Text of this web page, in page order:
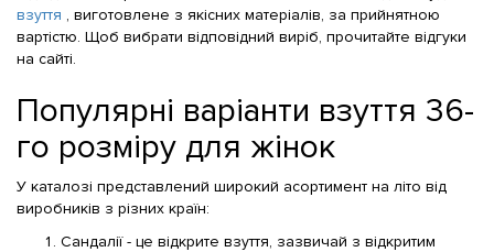
взуття , виготовлене з якісних матеріалів, за прийнятною
вартістю. Щоб вибрати відповідний виріб, прочитайте відгуки
на сайті.
Популярні варіанти взуття 36-
го розміру для жінок
У каталозі представлений широкий асортимент на літо від
виробників з різних країн:
Сандалії - це відкрите взуття, зазвичай з відкритим